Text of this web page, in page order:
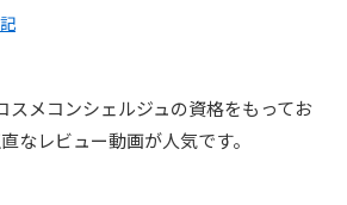
スメコンシェルジュの資格をもってお
なレビュー動画が人気です。